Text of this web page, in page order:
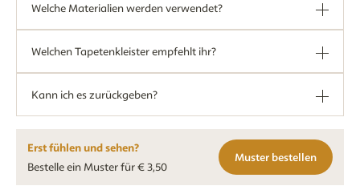
Welche Materialien werden verwendet?
Welchen Tapetenkleister empfehlt ihr?
Kann ich es zurückgeben?
Erst fühlen und sehen?
Bestelle ein Muster für € 3,50
Muster bestellen